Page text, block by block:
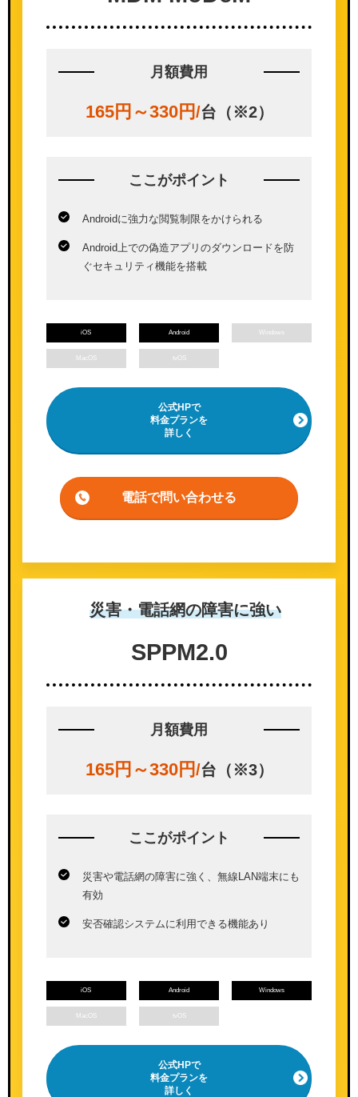
月額費用
165円～330円/台（※2）
ここがポイント
Androidに強力な閲覧制限をかけられる
Android上での偽造アプリのダウンロードを防
ぐセキュリティ機能を搭載
iOS Android Windows
MacOS tvOS
公式HPで
料金プランを
詳しく
電話で問い合わせる
災害・電話網の障害に強い
SPPM2.0
月額費用
165円～330円/台（※3）
ここがポイント
災害や電話網の障害に強く、無線LAN端末にも
有効
安否確認システムに利用できる機能あり
iOS Android Windows
MacOS tvOS
公式HPで
料金プランを
詳しく